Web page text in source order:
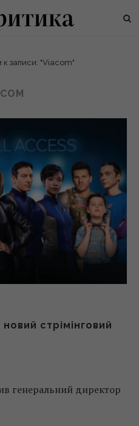
к записи: "Viacom"
стрімінговий
генеральний директор